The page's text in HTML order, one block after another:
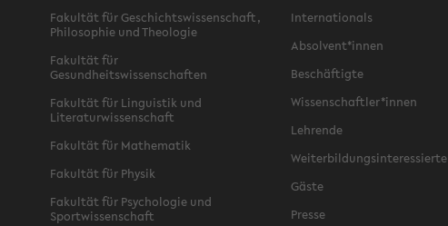
Fakultät für Geschichtswissenschaft,
Philosophie und Theologie
Fakultät für
Gesundheitswissenschaften
Fakultät für Linguistik und
Literaturwissenschaft
Fakultät für Mathematik
Fakultät für Physik
Fakultät für Psychologie und
Sportwissenschaft
Internationals
Absolvent*innen
Beschäftigte
Wissenschaftler*innen
Lehrende
Weiterbildungsinteressierte
Gäste
Presse